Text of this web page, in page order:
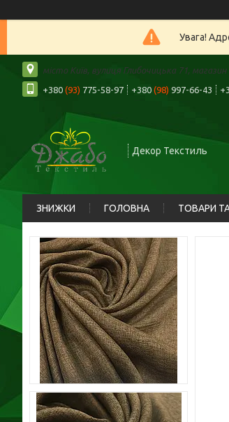
Увага!
місто Київ, вулиця Глибочицька 71,
+380 (93) 775-58-97 +380 (98) 997-66-43
Декор Текстиль
ЗНИЖКИ ГОЛОВНА ТОВАРИ